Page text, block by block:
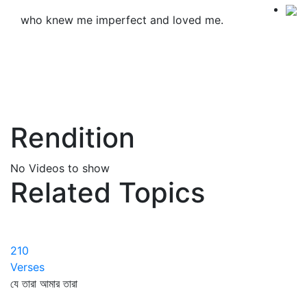
who knew me imperfect and loved me.
Rendition
No Videos to show
Related Topics
210
Verses
যে তারা আমার তারা